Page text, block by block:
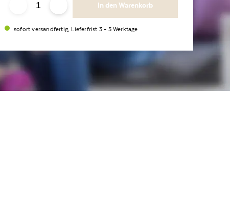
In den Warenkorb
sofort versandfertig, Lieferfrist 3 - 5 Werktage